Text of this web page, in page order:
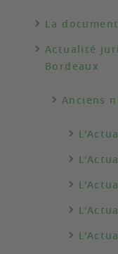
La
Actualité
Bordeaux
Anciens